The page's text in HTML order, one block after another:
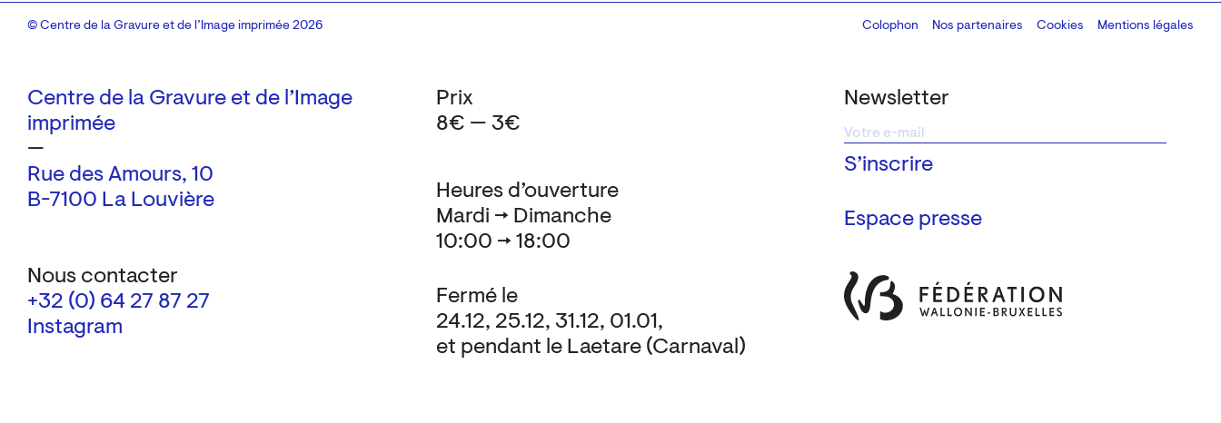
Centre de la Gravure et de l’Image
imprimée
—
Rue des Amours, 10
B-7100 La Louvière
Nous contacter
+32 (0) 64 27 87 27
Instagram
Newsletter
Espace presse
Heures d’ouverture
Mardi → Dimanche
10:00 → 18:00
Fermé le
24.12, 25.12, 31.12, 01.01,
et pendant le Laetare (Carnaval)
Prix
8€ — 3€
© Centre de la Gravure et de l’Image imprimée 2026 Colophon
Design:Marcel Kaczmarek, code:8080.studio
Nos partenaires Cookies Mentions légales